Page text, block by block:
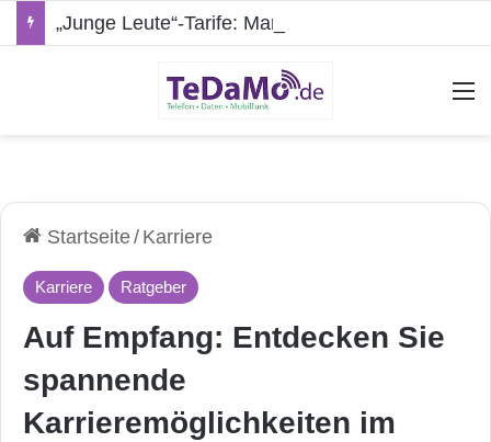
Startseite/ Karriere
Karriere Ratgeber
Auf Empfang: Entdecken Sie
spannende
Karrieremöglichkeiten im